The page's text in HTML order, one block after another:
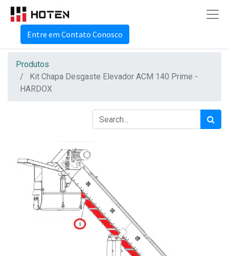
Entre em Contato Conosco
Produtos
Kit Chapa Desgaste Elevador ACM 140 Prime -
HARDOX